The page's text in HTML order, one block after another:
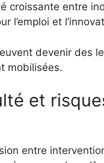
croissante entre
l’emploi et
devenir des
mobilisées.
et
entre